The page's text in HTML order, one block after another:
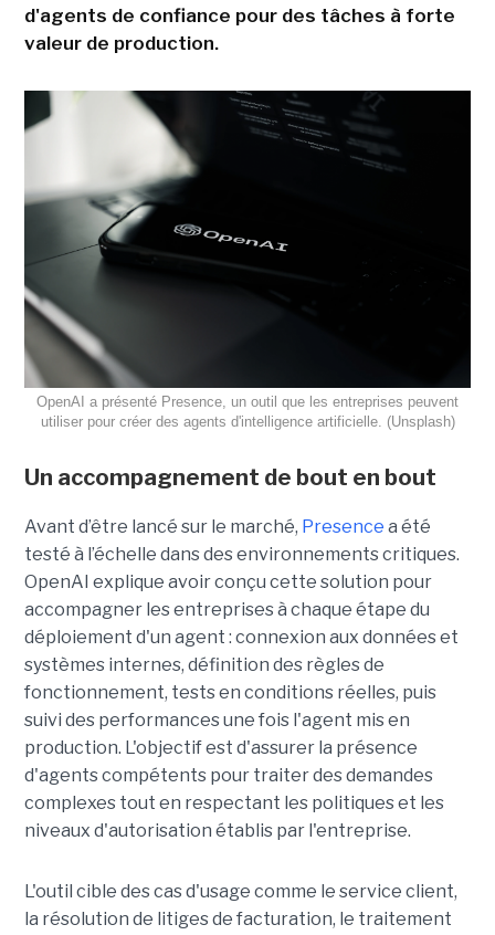
d'agents de confiance pour des tâches à forte
valeur de production.
OpenAI a présenté Presence, un outil que les entreprises peuvent
utiliser pour créer des agents d'intelligence artificielle. (Unsplash)
Un accompagnement de bout en bout
Avant d’être lancé sur le marché, Presence a été
testé à l’échelle dans des environnements critiques.
OpenAI explique avoir conçu cette solution pour
accompagner les entreprises à chaque étape du
déploiement d'un agent : connexion aux données et
systèmes internes, définition des règles de
fonctionnement, tests en conditions réelles, puis
suivi des performances une fois l'agent mis en
production. L'objectif est d'assurer la présence
d'agents compétents pour traiter des demandes
complexes tout en respectant les politiques et les
niveaux d'autorisation établis par l'entreprise.
L'outil cible des cas d'usage comme le service client,
la résolution de litiges de facturation, le traitement